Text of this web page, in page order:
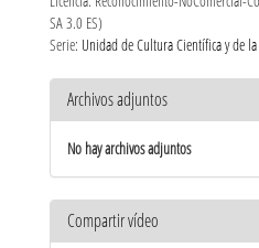
SA 3.0 ES)
Serie: Unidad de Cultura Científica y de
Archivos adjuntos
No hay archivos adjuntos
Compartir vídeo